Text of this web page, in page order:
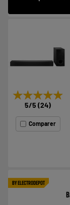
★★★★★
★★★★★
5/5 (24)
Comparer
BY ELECTRODEPOT